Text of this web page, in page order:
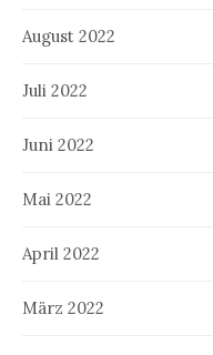
August 2022
Juli 2022
Juni 2022
Mai 2022
April 2022
März 2022